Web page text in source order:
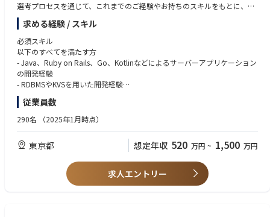
【今後の展望（成長領域）
・侵入前提のレジリエンス設計：防御に加え、侵害時の判断・復旧・再発
防止までをBCP/DRと統合。
・ゼロトラストの実装・定着：ID起点に端末・ネットワーク・データ・ロ
グを一貫設計し、運用改善まで担う力が重要。
・KPI化と自動化の加速：MTTD/MTTR等を可視化し、SOARや生成AIで標
準化・省力化。セキュリティは工学化へ。
・サプライチェーン/グローバル対応：委託先を含む統制と多国籍規制対
応が前提となり、企業間連携と標準化が進展。
選考プロセスを通じて、これまでのご経験やお持ちのスキルをもとに、弊
社の以下サーバーアプリケーションエンジニアの中から最適なポジション
をご提案いたします。
各ポジションの詳細については以下の求人をご覧ください。
▼eコマースの具体的な業務内容
- eコマースに関連したサーバーアプリケーションの設計や開発・運用
- eコマースに関連したサーバーアプリケーションの開発運用を効率化する
- 長期的に保守ならびに機能拡張が可能なアーキテクチャの設計
- eコマースに関連するステークホルダーとの要件や仕様の調整
▼サーバーアプリケーションエンジニア（Nintendo Switch 2 本体機能）
https://herp.careers/v1/nscareer/xkbgRkvJLo-B
▼サーバーアプリケーションエンジニア（スマートデバイス向けアプリ）
https://herp.careers/v1/nscareer/D-zHAm9Y6PWn
求める経験 / スキル
必須スキル
以下のすべてを満たす方
- Java、Ruby on Rails、Go、Kotlinなどによるサーバーアプリケーション
の開発経験
- RDBMSやKVSを用いた開発経験
※ゲームに関連する開発経験の有無は問いません。
歓迎スキル
- AWS、GCP等のクラウド技術を用いた開発経験
- 大規模なサーバーアプリケーションの開発・運用経験
- Docker、Kubernetes、Istio等のコンテナ技術を用いたサーバーアプリケ
ーションの開発経験
- JavaScript、TypeScript等を用いたWebフロントエンドの開発経験
従業員数
290名 （2025年1月時点）
東京都 想定年収 520 万円 ~ 1,500 万円
求人エントリー